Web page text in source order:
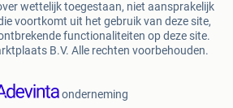
wettelijk toegestaan, niet aansprakelijk
voortkomt uit het gebruik van deze site,
functionaliteiten op deze site.
B.V. Alle rechten voorbehouden.
onderneming